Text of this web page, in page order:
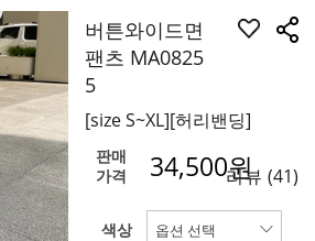
버튼와이드면
팬츠 MA0825
5
[size S~XL][허리밴딩]
판매
가격
34,500원
리뷰 (41)
색상